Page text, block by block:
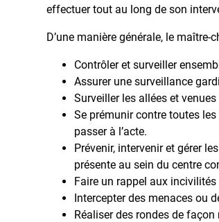
effectuer tout au long de son
D’une manière générale, le maître-
Contrôler et surveiller
Assurer une surveillance
Surveiller les allées et
Se prémunir contre toutes
passer à l’acte.
Prévenir, intervenir et gérer
présente au sein du centre
Faire un rappel aux incivilités
Intercepter des menaces ou
Réaliser des rondes de